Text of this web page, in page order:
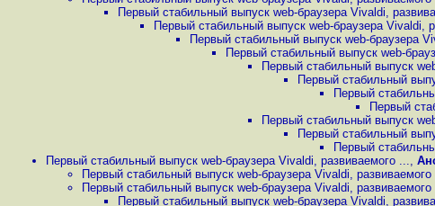
Первый стабильный выпуск web-браузера Vivaldi,
Первый стабильный выпуск web-браузера Vivaldi,
Первый стабильный выпуск web-браузера
Первый стабильный выпуск web-
Первый стабильный выпуск
Первый стабильный
Первый
Первый
Первый стабильный выпуск
Первый стабильный
Первый
Первый стабильный выпуск web-браузера Vivaldi, развиваемого ...,
Первый стабильный выпуск web-браузера Vivaldi, развиваемого
Первый стабильный выпуск web-браузера Vivaldi, развиваемого
Первый стабильный выпуск web-браузера Vivaldi,